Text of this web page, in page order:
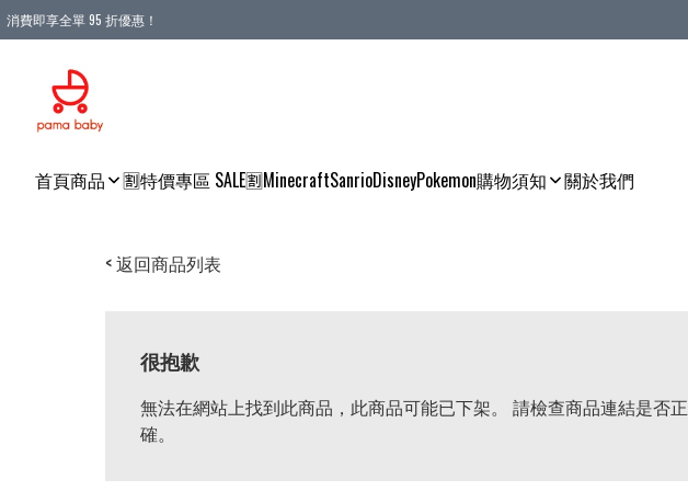
消費即享全單 95 折優惠！
首頁商品 🈹特價專區 SALE🈹MinecraftSanrioDisneyPokemon購物須知 關於我們
< 返回商品列表
很抱歉
無法在網站上找到此商品，此商品可能已下架。 請檢查商品連結是否正
確。